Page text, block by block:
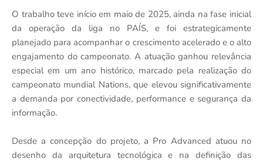
O trabalho teve início em maio de 2025, ainda na fase inicial
da operação da liga no PAÍS, e foi estrategicamente
planejado para acompanhar o crescimento acelerado e o alto
engajamento do campeonato. A atuação ganhou relevância
especial em um ano histórico, marcado pela realização do
campeonato mundial Nations, que elevou significativamente
a demanda por conectividade, performance e segurança da
informação.
Desde a concepção do projeto, a Pro Advanced atuou no
desenho da arquitetura tecnológica e na definição das